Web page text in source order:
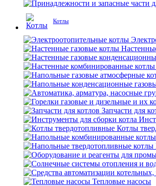
Котлы
Запчасти для
Котлы
Тепловые насосы